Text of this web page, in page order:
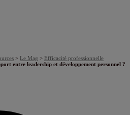
> Le Mag > Efficacité professionnelle
entre leadership et développement personnel ?